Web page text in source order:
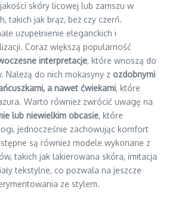
skóry licowej lub zamszu w
takich jak brąz, beż czy czerń.
uzupełnienie eleganckich i
Coraz większą popularność
interpretacje, które wnoszą do
Należą do nich mokasyny z ozdobnymi
a nawet ćwiekami, które
Warto również zwrócić uwagę na
lub niewielkim obcasie, które
jednocześnie zachowując komfort
są również modele wykonane z
takich jak lakierowana skóra, imitacja
tekstylne, co pozwala na jeszcze
ze stylem.